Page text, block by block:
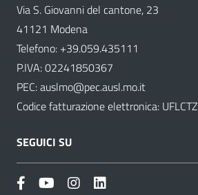
Via S. Giovanni del cantone, 23
41121 Modena
Telefono: +39.059.435111
P.IVA: 02241850367
PEC:auslmo@pec.ausl.mo.it
Codice fatturazione elettronica: UFLCTZ
SEGUICI SU